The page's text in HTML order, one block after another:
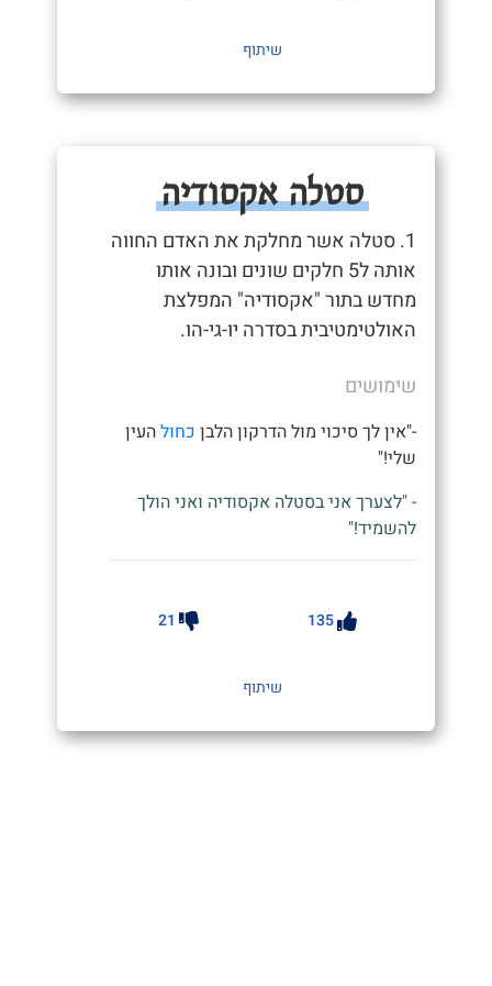
שיתוף
סטלה אקסודיה
1. סטלה אשר מחלקת את האדם החווה
אותה ל5 חלקים שונים ובונה אותו
מחדש בתור "אקסודיה" המפלצת
האולטימטיבית בסדרה יו-גי-הו.
שימושים
-"אין לך סיכוי מול הדרקון הלבן כחולהעין
שלי!"
- "לצערך אני בסטלה אקסודיה ואני הולך
להשמיד!"
135
21
שיתוף